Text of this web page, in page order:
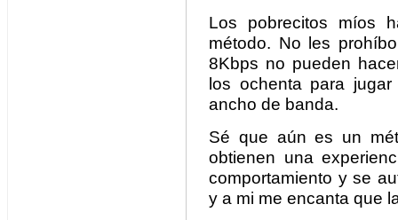
Los pobrecitos míos
método. No les
8Kbps no pueden
los ochenta para
ancho de banda.
Sé que aún es un
obtienen una
comportamiento y se
y a mi me encanta que